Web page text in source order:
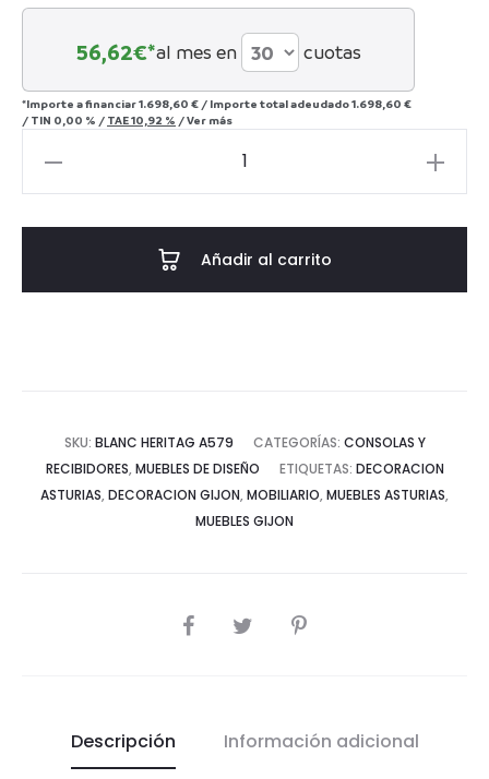
56,62€*al mes en cuotas
*Importe a financiar1.698,60 € / Importe total adeudado1.698,60 €
/ TIN 0,00 % / TAE10,92 % /Ver más
Añadir al carrito
SKU: BLANC HERITAG A579 CATEGORÍAS: CONSOLAS Y
RECIBIDORES, MUEBLES DE DISEÑO ETIQUETAS: DECORACION
ASTURIAS, DECORACION GIJON, MOBILIARIO, MUEBLES ASTURIAS,
MUEBLES GIJON
COMPARTIR
Descripción Información adicional